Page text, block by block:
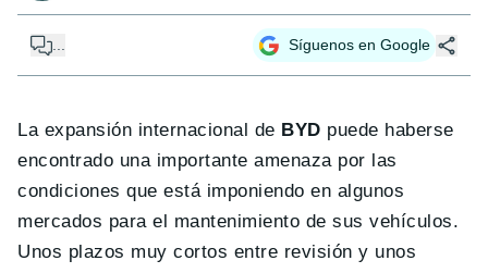
... Síguenos en Google
La expansión internacional de BYD puede haberse
encontrado una importante amenaza por las
condiciones que está imponiendo en algunos
mercados para el mantenimiento de sus vehículos.
Unos plazos muy cortos entre revisión y unos